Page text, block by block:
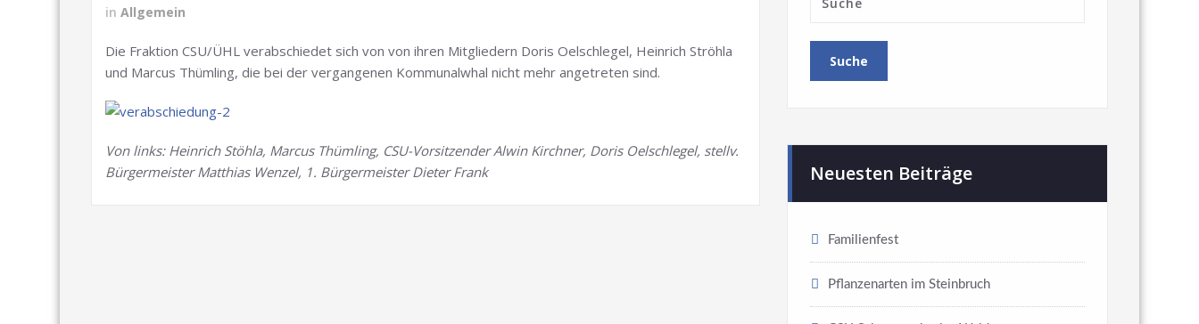
in Allgemein
Die Fraktion CSU/ÜHL verabschiedet sich von von ihren Mitgliedern Doris Oelschlegel, Heinrich Ströhla
und Marcus Thümling, die bei der vergangenen Kommunalwhal nicht mehr angetreten sind.
Von links: Heinrich Stöhla, Marcus Thümling, CSU-Vorsitzender Alwin Kirchner, Doris Oelschlegel, stellv.
Bürgermeister Matthias Wenzel, 1. Bürgermeister Dieter Frank
Neuesten Beiträge
Familienfest
Pflanzenarten im Steinbruch